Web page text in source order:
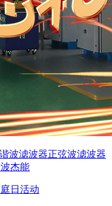
波滤波器正弦波滤波器
杰能
日活动